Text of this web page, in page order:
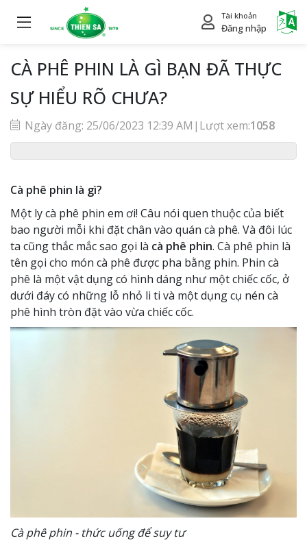
Tài khoản
Đăng nhập
CÀ PHÊ PHIN LÀ GÌ BẠN ĐÃ THỰC
SỰ HIỂU RÕ CHƯA?
Ngày đăng: 25/06/2023 12:39 AM | Lượt xem:1058
Cà phê phin là gì?
Một ly cà phê phin em ơi! Câu nói quen thuộc của biết
bao người mỗi khi đặt chân vào quán cà phê. Và đôi lúc
ta cũng thắc mắc sao gọi là cà phê phin. Cà phê phin là
tên gọi cho món cà phê được pha bằng phin. Phin cà
phê là một vật dụng có hình dáng như một chiếc cốc, ở
dưới đáy có những lỗ nhỏ li ti và một dụng cụ nén cà
phê hình tròn đặt vào vừa chiếc cốc.
Cà phê phin - thức uống để suy tư